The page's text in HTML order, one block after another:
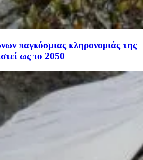
παγκόσμιας κληρονομιάς της
ως το 2050